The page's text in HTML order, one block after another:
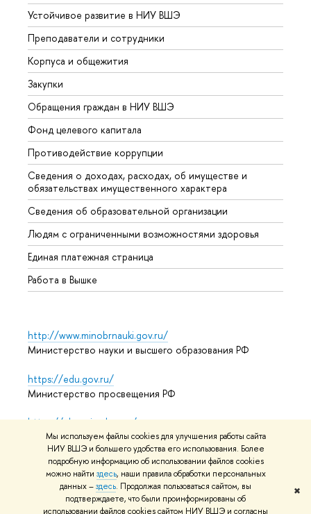
Мы используем файлы cookies для улучшения работы сайта
НИУ ВШЭ и большего удобства его использования. Более
подробную информацию об использовании файлов cookies
можно найти здесь, наши правила обработки персональных
данных –здесь. Продолжая пользоваться сайтом, вы
подтверждаете, что были проинформированы об
использовании файлов cookies сайтом НИУ ВШЭ и согласны
✖
Устойчивое развитие в НИУ ВШЭ
Преподаватели и сотрудники
Корпуса и общежития
Закупки
Обращения граждан в НИУ ВШЭ
Фонд целевого капитала
Противодействие коррупции
Сведения о доходах, расходах, об имуществе и
обязательствах имущественного характера
Сведения об образовательной организации
Людям с ограниченными возможностями здоровья
Единая платежная страница
Работа в Вышке
http://www.minobrnauki.gov.ru/
Министерство науки и высшего образования РФ
https://edu.gov.ru/
Министерство просвещения РФ
https://elearning.hse.ru/mooc
Массовые открытые онлайн-курсы
© НИУ ВШЭ 1993–2026 Адреса и контактыУсловия
использования материаловПолитика конфиденциальности